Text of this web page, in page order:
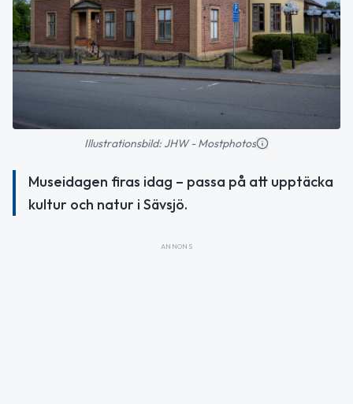
Illustrationsbild: JHW - Mostphotos
Museidagen firas idag – passa på att upptäcka
kultur och natur i Sävsjö.
ANNONS